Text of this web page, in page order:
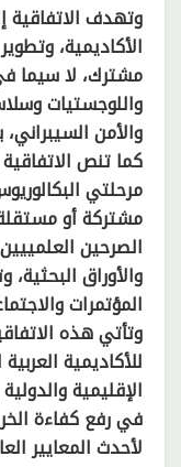
وتهدف الاتفاقية
الأكاديمية،
مشترك، لا سيما
واللوجستيات
والأمن
كما تنص
مرحلتي
مشتركة أو
الصرحين
والأوراق
المؤتمرات
وتأتي هذه
للأكاديمية
الإقليمية
في رفع كفاءة
لأحدث المعايير